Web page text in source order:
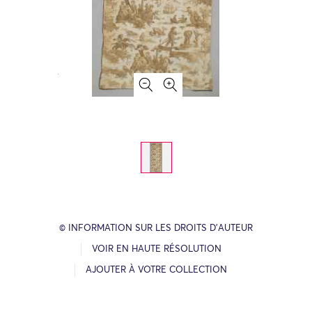
© INFORMATION SUR LES DROITS D’AUTEUR
VOIR EN HAUTE RÉSOLUTION
AJOUTER À VOTRE COLLECTION